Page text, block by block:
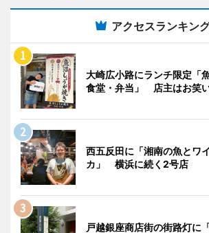
アクセスランキン
大崎広小路にランチ限定「
食堂・弁当」 店主はお笑
西五反田に「湘南の魚とワ
カ」 横浜に続く2号店
戸越銀座商店街の街路灯に